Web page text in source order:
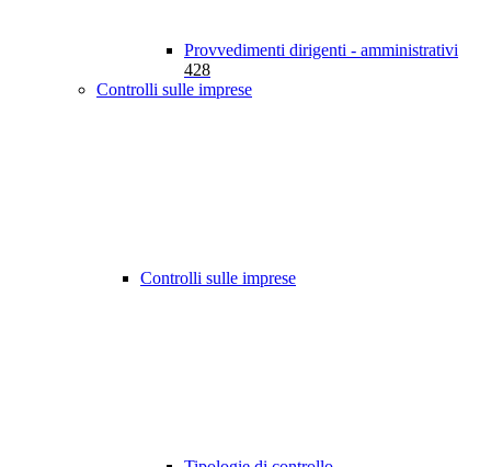
Provvedimenti dirigenti - amministrativi
428
Controlli sulle imprese
Controlli sulle imprese